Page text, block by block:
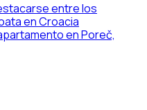
entre los
en Croacia
en Poreč,